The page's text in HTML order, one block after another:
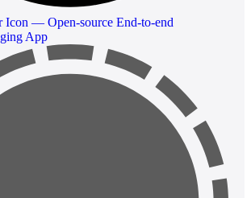
Icon — Open-source End-to-end
App